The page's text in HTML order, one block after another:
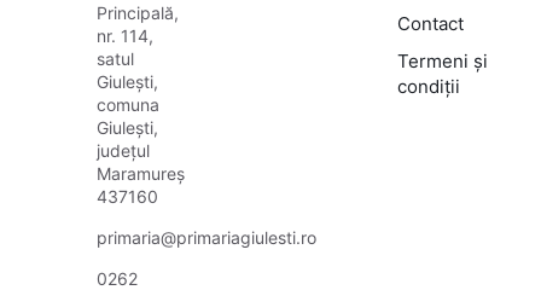
Principală,
nr. 114,
satul
Giulești,
comuna
Giulești,
județul
Maramureș
437160
primaria@primariagiulesti.ro
0262
Contact
Termeni și
condiții